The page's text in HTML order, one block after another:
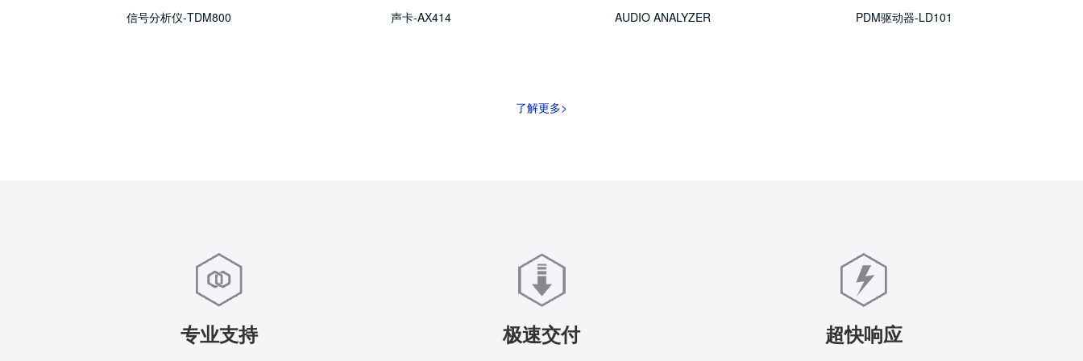
信号分析仪-TDM800 声卡-AX414 AUDIO ANALYZER PDM驱动器-LD101
了解更多>
专业支持 极速交付 超快响应